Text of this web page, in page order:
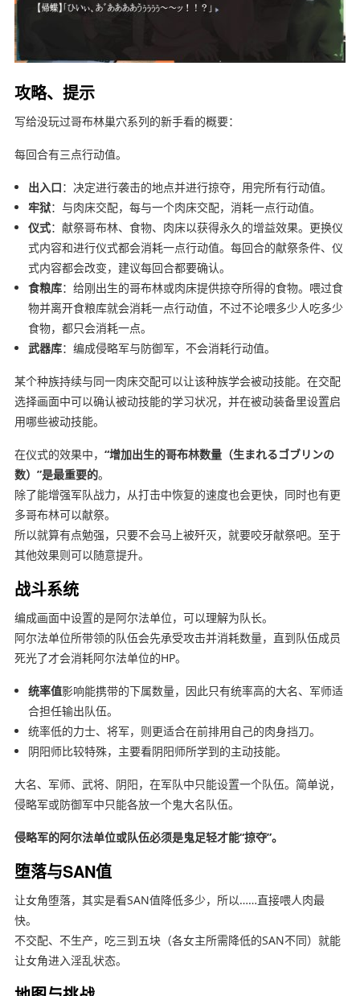
攻略、提示
写给没玩过哥布林巢穴系列的新手看的概要：
每回合有三点行动值。
出入口：决定进行袭击的地点并进行掠夺，用完所有行动值。
牢狱：与肉床交配，每与一个肉床交配，消耗一点行动值。
仪式：献祭哥布林、食物、肉床以获得永久的增益效果。更换仪
式内容和进行仪式都会消耗一点行动值。每回合的献祭条件、仪
式内容都会改变，建议每回合都要确认。
食粮库：给刚出生的哥布林或肉床提供掠夺所得的食物。喂过食
物并离开食粮库就会消耗一点行动值，不过不论喂多少人吃多少
食物，都只会消耗一点。
武器库：编成侵略军与防御军，不会消耗行动值。
某个种族持续与同一肉床交配可以让该种族学会被动技能。在交配
选择画面中可以确认被动技能的学习状况，并在被动装备里设置启
用哪些被动技能。
在仪式的效果中， “增加出生的哥布林数量（生まれるゴブリンの
数）”是最重要的。
除了能增强军队战力，从打击中恢复的速度也会更快，同时也有更
多哥布林可以献祭。
所以就算有点勉强，只要不会马上被歼灭，就要咬牙献祭吧。至于
其他效果则可以随意提升。
战斗系统
编成画面中设置的是阿尔法单位，可以理解为队长。
阿尔法单位所带领的队伍会先承受攻击并消耗数量，直到队伍成员
死光了才会消耗阿尔法单位的HP。
统率值影响能携带的下属数量，因此只有统率高的大名、军师适
合担任输出队伍。
统率低的力士、将军，则更适合在前排用自己的肉身挡刀。
阴阳师比较特殊，主要看阴阳师所学到的主动技能。
大名、军师、武将、阴阳，在军队中只能设置一个队伍。简单说，
侵略军或防御军中只能各放一个鬼大名队伍。
侵略军的阿尔法单位或队伍必须是鬼足轻才能“掠夺”。
堕落与SAN值
让女角堕落，其实是看SAN值降低多少，所以……直接喂人肉最
快。
不交配、不生产，吃三到五块（各女主所需降低的SAN不同）就能
让女角进入淫乱状态。